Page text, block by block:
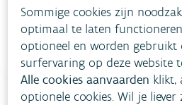
Sommige cookies zijn
optimaal te laten
optioneel en worden
surfervaring op deze website
Alle cookies aanvaarden klikt,
optionele cookies. Wil je liever